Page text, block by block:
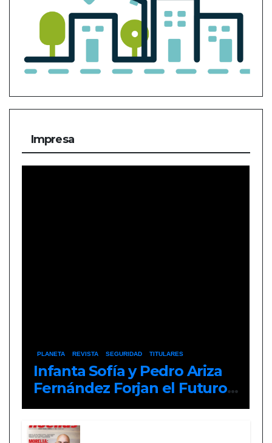
Impresa
PLANETA REVISTA SEGURIDAD TITULARES
Infanta Sofía y Pedro Ariza
Fernández Forjan el Futuro
de la Soberanía Real